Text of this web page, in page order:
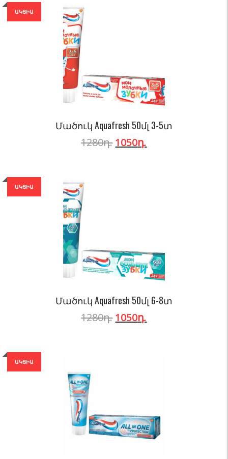
ԱԿՑԻԱ
Մածուկ Aquafresh 50մլ 3-5տ
1280դ. 1050դ.
ԱԿՑԻԱ
Մածուկ Aquafresh 50մլ 6-8տ
1280դ. 1050դ.
ԱԿՑԻԱ